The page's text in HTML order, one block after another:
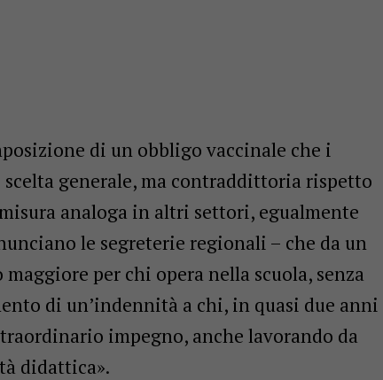
di un obbligo vaccinale che i
generale, ma contraddittoria rispetto
analoga in altri settori, egualmente
le segreterie regionali – che da un
per chi opera nella scuola, senza
di un’indennità a chi, in quasi due anni
impegno, anche lavorando da
didattica».